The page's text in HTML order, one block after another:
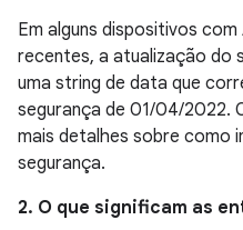
Em alguns dispositivos
recentes, a atualização do
uma string de data que
segurança de 01/04/2022.
mais detalhes sobre como
segurança.
2. O que significam as